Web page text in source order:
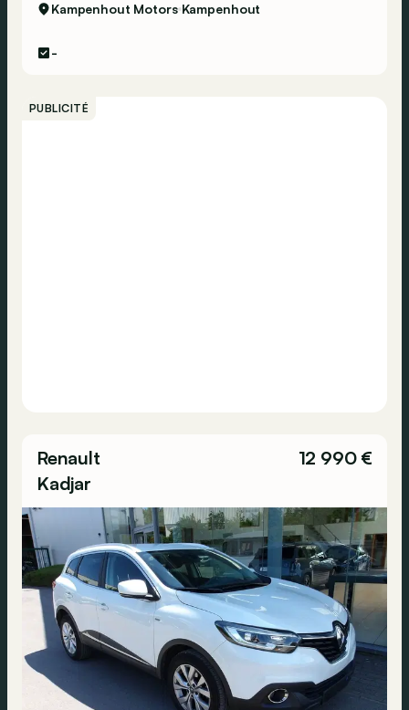
Kampenhout Motors Kampenhout
-
PUBLICITÉ
Renault
Kadjar
12 990 €